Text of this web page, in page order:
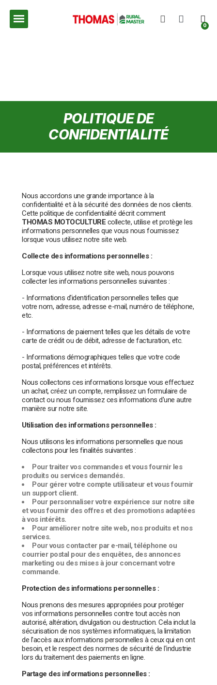
POLITIQUE DE
CONFIDENTIALITÉ
Nous accordons une grande importance à la
confidentialité et à la sécurité des données de nos clients.
Cette politique de confidentialité décrit comment
THOMAS MOTOCULTURE collecte, utilise et protège les
informations personnelles que vous nous fournissez
lorsque vous utilisez notre site web.
Collecte des informations personnelles :
Lorsque vous utilisez notre site web, nous pouvons
collecter les informations personnelles suivantes :
- Informations d'identification personnelles telles que
votre nom, adresse, adresse e-mail, numéro de téléphone,
etc.
- Informations de paiement telles que les détails de votre
carte de crédit ou de débit, adresse de facturation, etc.
- Informations démographiques telles que votre code
postal, préférences et intérêts.
Nous collectons ces informations lorsque vous effectuez
un achat, créez un compte, remplissez un formulaire de
contact ou nous fournissez ces informations d'une autre
manière sur notre site.
Utilisation des informations personnelles :
Nous utilisons les informations personnelles que nous
collectons pour les finalités suivantes :
Pour traiter vos commandes et vous fournir les
produits ou services demandés.
Pour gérer votre compte utilisateur et vous fournir
un support client.
Pour personnaliser votre expérience sur notre site
et vous fournir des offres et des promotions adaptées
à vos intérêts.
Pour améliorer notre site web, nos produits et nos
services.
Pour vous contacter par e-mail, téléphone ou
courrier postal pour des enquêtes, des annonces
marketing ou des mises à jour concernant votre
commande.
Protection des informations personnelles :
Nous prenons des mesures appropriées pour protéger
vos informations personnelles contre tout accès non
autorisé, altération, divulgation ou destruction. Cela inclut la
sécurisation de nos systèmes informatiques, la limitation
de l'accès aux informations personnelles à ceux qui en ont
besoin, et le respect des normes de sécurité de l'industrie
lors du traitement des paiements en ligne.
Partage des informations personnelles :